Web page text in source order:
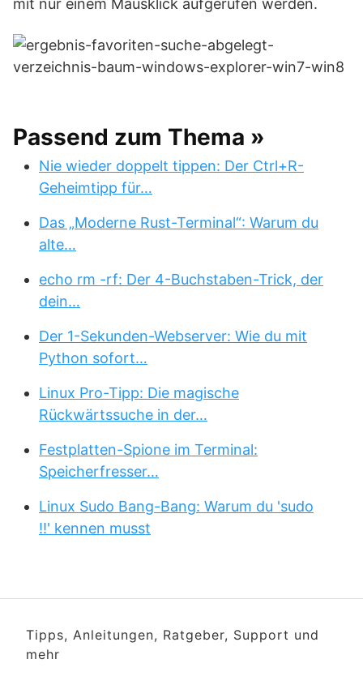
mit nur einem Mausklick aufgerufen werden.
Passend zum Thema »
Nie wieder doppelt tippen: Der Ctrl+R-
Geheimtipp für…
Das „Moderne Rust-Terminal“: Warum du
alte…
echo rm -rf: Der 4-Buchstaben-Trick, der
dein…
Der 1-Sekunden-Webserver: Wie du mit
Python sofort…
Linux Pro-Tipp: Die magische
Rückwärtssuche in der…
Festplatten-Spione im Terminal:
Speicherfresser…
Linux Sudo Bang-Bang: Warum du 'sudo
!!' kennen musst
Tipps, Anleitungen, Ratgeber, Support und
mehr